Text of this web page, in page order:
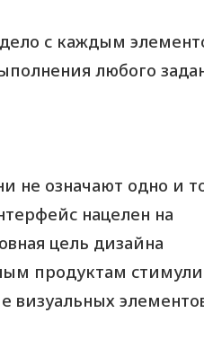
с каждым
любого
не означают одно и
нацелен на
цель дизайна
продуктам
визуальных